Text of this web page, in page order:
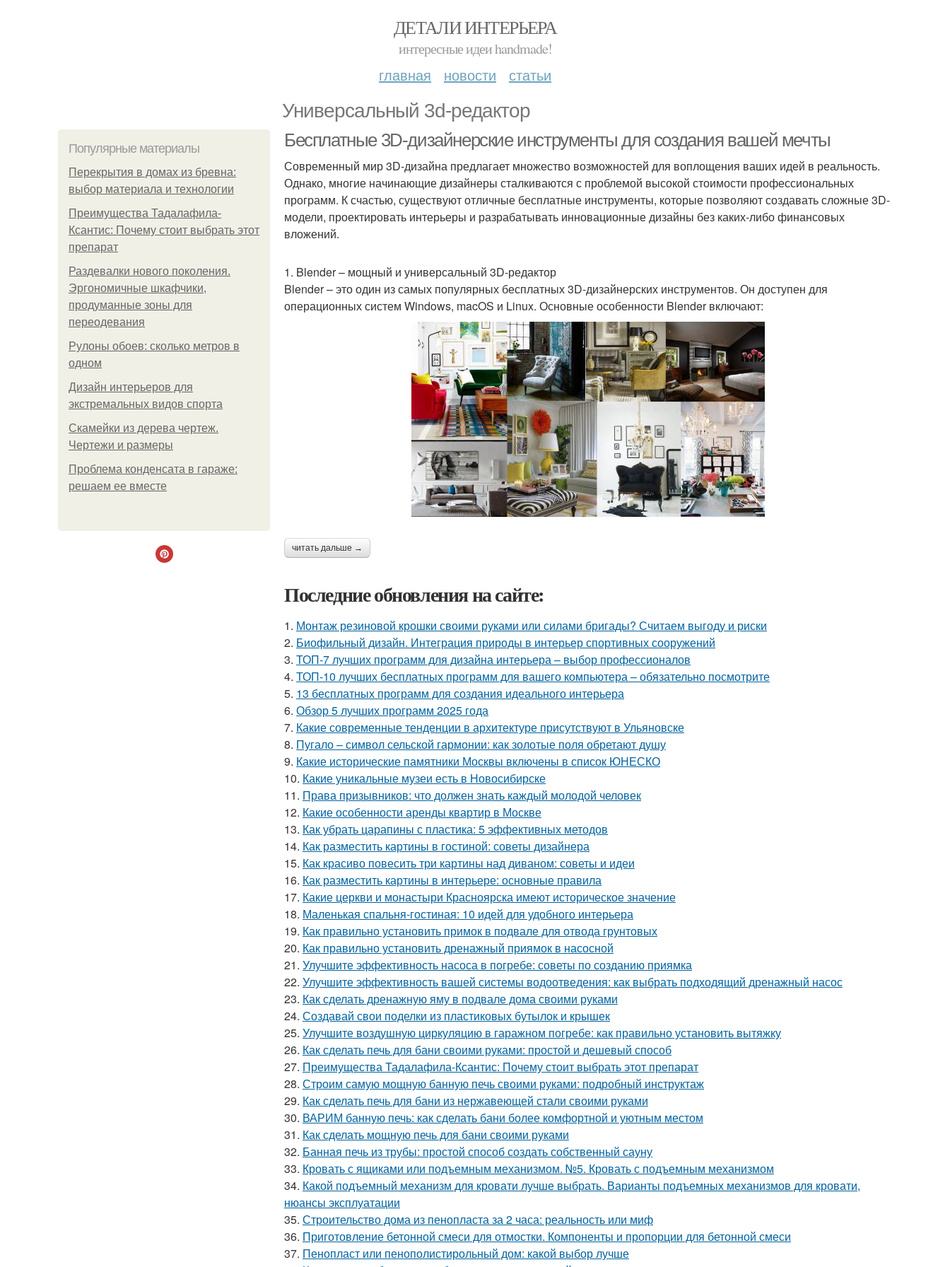
ДЕТАЛИ ИНТЕРЬЕРА
интересные идеи handmade!
главная новости статьи
Универсальный 3d-редактор
Популярные материалы
Перекрытия в домах из бревна:
выбор материала и технологии
Преимущества Тадалафила-
Ксантис: Почему стоит выбрать этот
препарат
Раздевалки нового поколения.
Эргономичные шкафчики,
продуманные зоны для
переодевания
Рулоны обоев: сколько метров в
одном
Дизайн интерьеров для
экстремальных видов спорта
Скамейки из дерева чертеж.
Чертежи и размеры
Проблема конденсата в гараже:
решаем ее вместе
Бесплатные 3D-дизайнерские инструменты для создания вашей мечты
Современный мир 3D-дизайна предлагает множество возможностей для воплощения ваших идей в реальность.
Однако, многие начинающие дизайнеры сталкиваются с проблемой высокой стоимости профессиональных
программ. К счастью, существуют отличные бесплатные инструменты, которые позволяют создавать сложные 3D-
модели, проектировать интерьеры и разрабатывать инновационные дизайны без каких-либо финансовых
вложений.
1. Blender – мощный и универсальный 3D-редактор
Blender – это один из самых популярных бесплатных 3D-дизайнерских инструментов. Он доступен для
операционных систем Windows, macOS и Linux. Основные особенности Blender включают:
читать дальше →
Последние обновления на сайте:
1. Монтаж резиновой крошки своими руками или силами бригады? Считаем выгоду и риски
2. Биофильный дизайн. Интеграция природы в интерьер спортивных сооружений
3. ТОП-7 лучших программ для дизайна интерьера – выбор профессионалов
4. ТОП-10 лучших бесплатных программ для вашего компьютера – обязательно посмотрите
5. 13 бесплатных программ для создания идеального интерьера
6. Обзор 5 лучших программ 2025 года
7. Какие современные тенденции в архитектуре присутствуют в Ульяновске
8. Пугало – символ сельской гармонии: как золотые поля обретают душу
9. Какие исторические памятники Москвы включены в список ЮНЕСКО
10. Какие уникальные музеи есть в Новосибирске
11. Права призывников: что должен знать каждый молодой человек
12. Какие особенности аренды квартир в Москве
13. Как убрать царапины с пластика: 5 эффективных методов
14. Как разместить картины в гостиной: советы дизайнера
15. Как красиво повесить три картины над диваном: советы и идеи
16. Как разместить картины в интерьере: основные правила
17. Какие церкви и монастыри Красноярска имеют историческое значение
18. Маленькая спальня-гостиная: 10 идей для удобного интерьера
19. Как правильно установить примок в подвале для отвода грунтовых
20. Как правильно установить дренажный приямок в насосной
21. Улучшите эффективность насоса в погребе: советы по созданию приямка
22. Улучшите эффективность вашей системы водоотведения: как выбрать подходящий дренажный насос
23. Как сделать дренажную яму в подвале дома своими руками
24. Создавай свои поделки из пластиковых бутылок и крышек
25. Улучшите воздушную циркуляцию в гаражном погребе: как правильно установить вытяжку
26. Как сделать печь для бани своими руками: простой и дешевый способ
27. Преимущества Тадалафила-Ксантис: Почему стоит выбрать этот препарат
28. Строим самую мощную банную печь своими руками: подробный инструктаж
29. Как сделать печь для бани из нержавеющей стали своими руками
30. ВАРИМ банную печь: как сделать бани более комфортной и уютным местом
31. Как сделать мощную печь для бани своими руками
32. Банная печь из трубы: простой способ создать собственный сауну
33. Кровать с ящиками или подъемным механизмом. №5. Кровать с подъемным механизмом
34. Какой подъемный механизм для кровати лучше выбрать. Варианты подъемных механизмов для кровати,
нюансы эксплуатации
35. Строительство дома из пенопласта за 2 часа: реальность или миф
36. Приготовление бетонной смеси для отмостки. Компоненты и пропорции для бетонной смеси
37. Пенопласт или пенополистирольный дом: какой выбор лучше